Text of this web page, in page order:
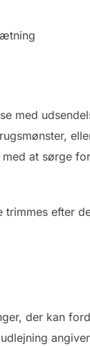
med
at sørge
trimmes efter
der kan